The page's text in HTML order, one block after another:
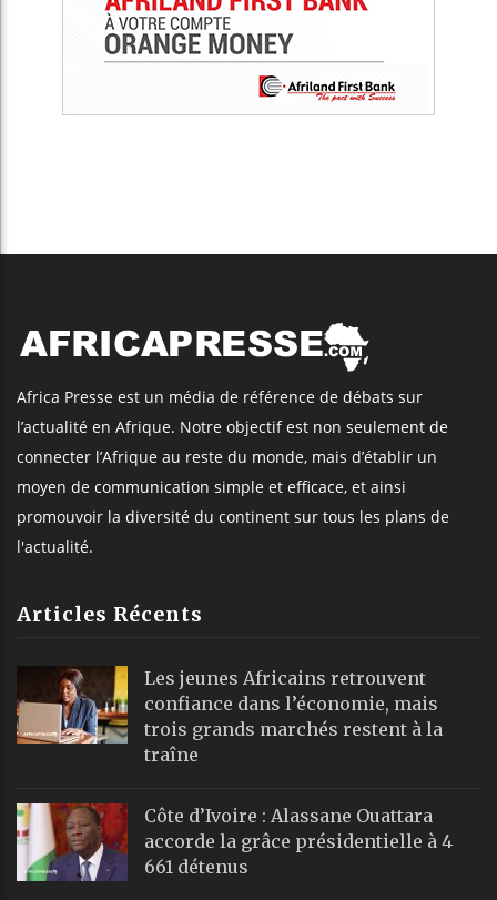
Africa Presse est un média de référence de débats sur
l’actualité en Afrique. Notre objectif est non seulement de
connecter l’Afrique au reste du monde, mais d’établir un
moyen de communication simple et efficace, et ainsi
promouvoir la diversité du continent sur tous les plans de
l'actualité.
Articles Récents
Les jeunes Africains retrouvent
confiance dans l’économie, mais
trois grands marchés restent à la
traîne
Côte d’Ivoire : Alassane Ouattara
accorde la grâce présidentielle à 4
661 détenus